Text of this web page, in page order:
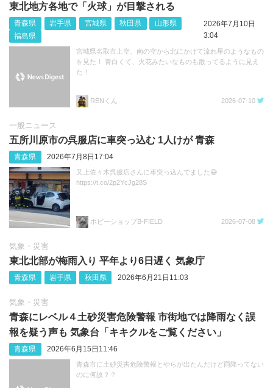
東北地方各地で「火球」が目撃される
青森県 岩手県 宮城県 秋田県
山形県
福島県
2026年7月10日
3:04
宮城県名取市上空、南の空から北にかけて流れ星のようなもの
を見た！ 青白くて、火花みたいなものも散ってるように見え
た！
RENくん 2026-07-10
一般ニュース
五所川原市の呉服店に車突っ込む 1人けが 青森
青森県 2026年7月8日17:04
又上佐々木呉服店さんに車突っ込んでました😅
https://t.co/2p2YcJg28S
ホビーショップB-FIELD 2026-07-08
気象・災害
東北北部が梅雨入り 平年より6日遅く 気象庁
青森県 岩手県 秋田県 2026年6月21日11:03
気象・災害
青森にレベル４土砂災害危険警報 市街地では降雨なく誤
報を疑う声も 気象台「キキクルをご覧ください」
青森県 2026年6月15日11:46
青森市に土砂災害危険警報とやらが出たんだけど雨降ってない
のに何故？？